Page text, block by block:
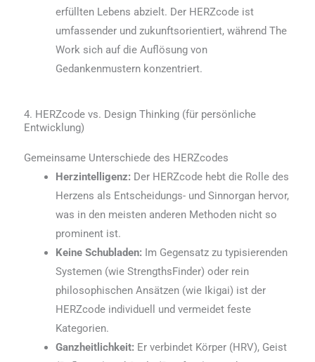
erfüllten Lebens abzielt. Der HERZcode ist
umfassender und zukunftsorientiert, während The
Work sich auf die Auflösung von
Gedankenmustern konzentriert.
4. HERZcode vs. Design Thinking (für persönliche
Entwicklung)
Gemeinsame Unterschiede des HERZcodes
Herzintelligenz: Der HERZcode hebt die Rolle des
Herzens als Entscheidungs- und Sinnorgan hervor,
was in den meisten anderen Methoden nicht so
prominent ist.
Keine Schubladen: Im Gegensatz zu typisierenden
Systemen (wie StrengthsFinder) oder rein
philosophischen Ansätzen (wie Ikigai) ist der
HERZcode individuell und vermeidet feste
Kategorien.
Ganzheitlichkeit: Er verbindet Körper (HRV), Geist